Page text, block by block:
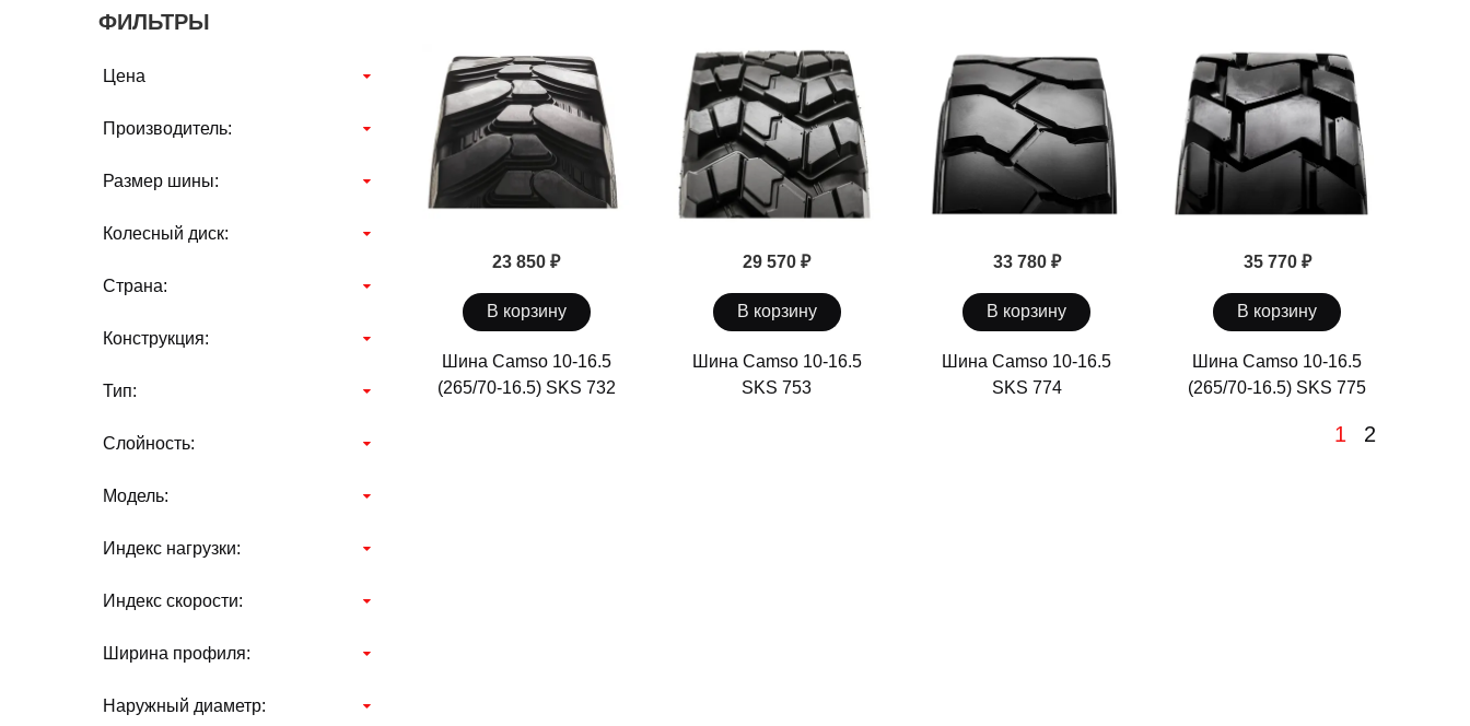
23 850 ₽
В корзину
Шина Camso 10-16.5
(265/70-16.5) SKS 732
29 570 ₽
В корзину
Шина Camso 10-16.5
SKS 753
33 780 ₽
В корзину
Шина Camso 10-16.5
SKS 774
35 770 ₽
В корзину
Шина Camso 10-16.5
(265/70-16.5) SKS 775
1 2
ФИЛЬТРЫ
Цена
Производитель:
Размер шины:
Колесный диск:
Страна:
Конструкция:
Тип:
Слойность:
Модель:
Индекс нагрузки:
Индекс скорости:
Ширина профиля:
Наружный диаметр: